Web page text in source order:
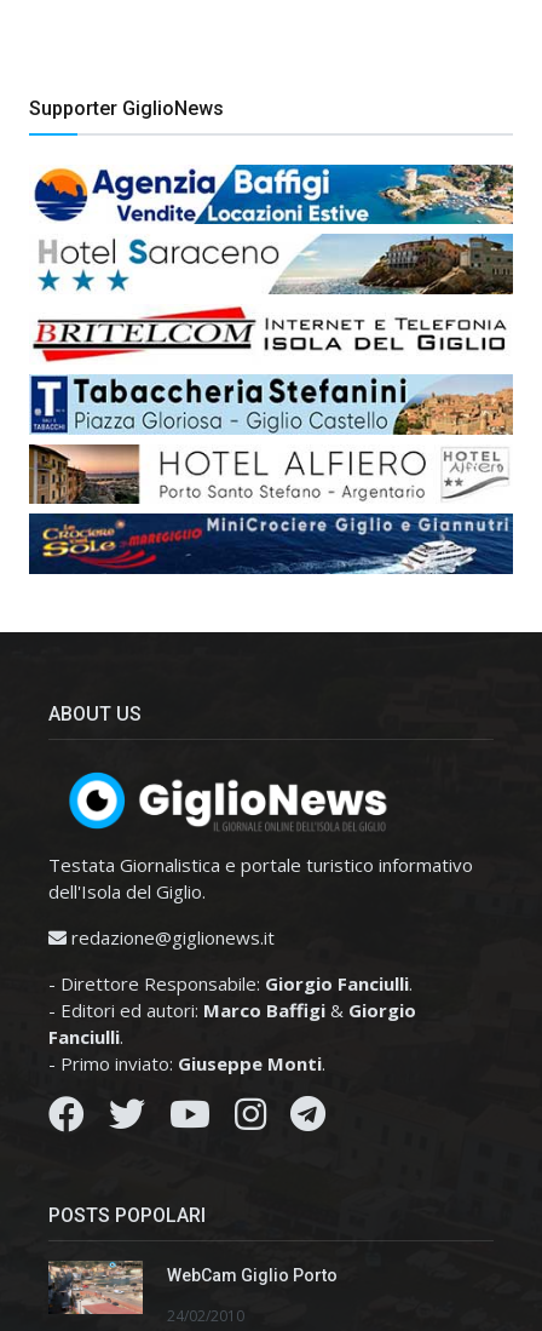
Supporter GiglioNews
ABOUT US
Testata Giornalistica e portale turistico informativo
dell'Isola del Giglio.
redazione@giglionews.it
- Direttore Responsabile: Giorgio Fanciulli.
- Editori ed autori: Marco Baffigi & Giorgio
Fanciulli.
- Primo inviato: Giuseppe Monti.
POSTS POPOLARI
WebCam Giglio Porto
24/02/2010